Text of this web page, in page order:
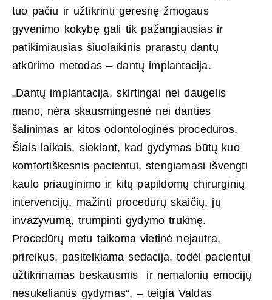
tuo pačiu ir užtikrinti geresnę žmogaus
gyvenimo kokybę gali tik pažangiausias ir
patikimiausias šiuolaikinis prarastų dantų
atkūrimo metodas – dantų implantacija.
„Dantų implantacija, skirtingai nei daugelis
mano, nėra skausmingesnė nei danties
šalinimas ar kitos odontologinės procedūros.
Šiais laikais, siekiant, kad gydymas būtų kuo
komfortiškesnis pacientui, stengiamasi išvengti
kaulo priauginimo ir kitų papildomų chirurginių
intervencijų, mažinti procedūrų skaičių, jų
invazyvumą, trumpinti gydymo trukmę.
Procedūrų metu taikoma vietinė nejautra,
prireikus, pasitelkiama sedacija, todėl pacientui
užtikrinamas beskausmis ir nemalonių emocijų
nesukeliantis gydymas“, – teigia Valdas